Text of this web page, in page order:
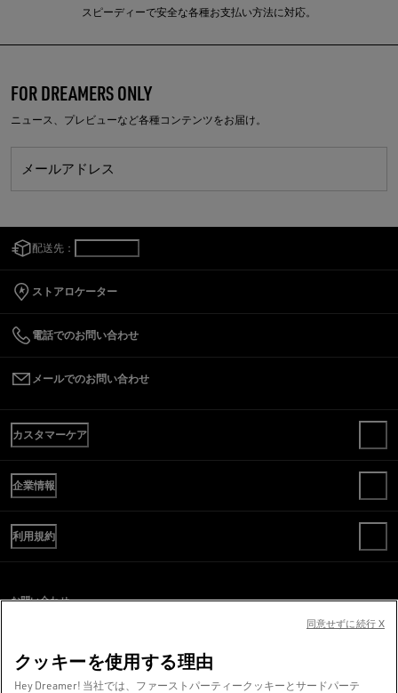
スピーディーで安全な各種お支払い方法に対応。
FOR DREAMERS ONLY
ニュース、プレビューなど各種コンテンツをお届け。
メールアドレス
配送先：
ストアロケーター
電話でのお問い合わせ
メールでのお問い合わせ
カスタマーケア
よくある質問
ご注文内容の確認
送料
返品
サイズガイド
企業情報
倫理規定
サステナビリティ
プレスオフィス
利用規約
クッキーの設定
WHISTLEBLOWING
お問い合わせ
スクリーンリーダーのご利用に際し、問題が発生していますか？
お問い合わせ
クッキーを使用する理由
Hey Dreamer! 当社では、ファーストパーティークッキーとサードパーテ
同意せずに続行 X